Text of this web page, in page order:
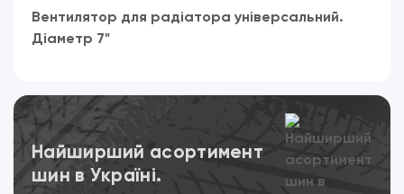
Вентилятор для радіатора універсальний.
Діаметр 7"
Найширший асортимент
шин в Україні.
Переглянути